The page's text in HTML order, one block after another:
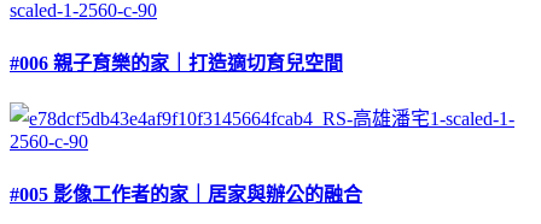
#006 親子育樂的家｜打造適切育兒空間
#005 影像工作者的家｜居家與辦公的融合